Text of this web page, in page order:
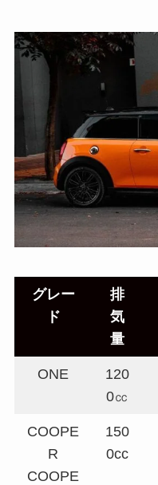
グレー
ド
排
気
量
ONE
120
0㏄
COOPE
R
COOPE
150
0cc